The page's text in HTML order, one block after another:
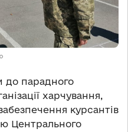
до парадного
харчування,
курсантів
Центрального